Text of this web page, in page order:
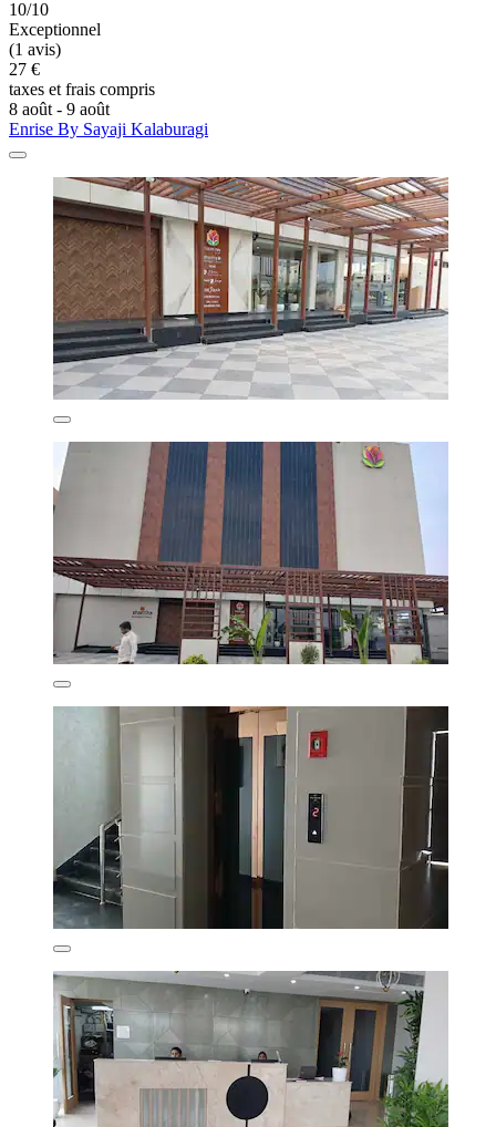
10/10
Exceptionnel
(1 avis)
27 €
taxes et frais compris
8 août - 9 août
Enrise By Sayaji Kalaburagi